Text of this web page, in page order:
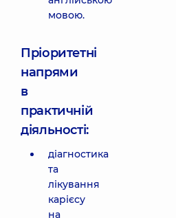
мовою.
Пріоритетні
напрями
в
практичній
діяльності:
діагностика
та
лікування
карієсу
на